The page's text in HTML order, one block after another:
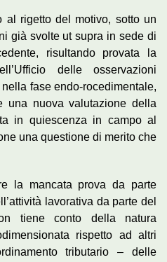
rigetto del motivo, sotto un
già svolte ut supra in sede di
risultando provata la
delle osservazioni
fase endo-rocedimentale,
una nuova valutazione della
in quiescenza in campo al
una questione di merito che
la mancata prova da parte
lavorativa da parte del
tiene conto della natura
rispetto ad altri
tributario – delle